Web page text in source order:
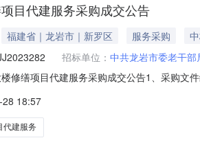
目代建服务采购成交公告
福建省｜龙岩市｜新罗区 服务采购
招标单位： 中共龙岩市委老干部
修缮项目代建服务采购成交公告1、采购文
28日12:005、竞价结果：参加竞价的供应
18:57
代建服务